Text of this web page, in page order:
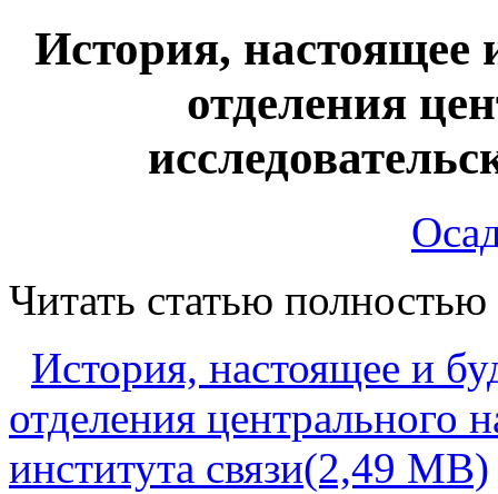
История, настоящее
отделения
Читать статью полностью
История, настоящее и
отделения центрального
института связи(2,49 MB)